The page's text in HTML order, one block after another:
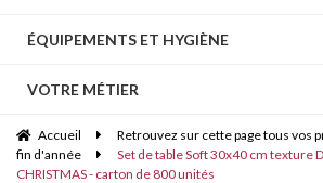
ÉQUIPEMENTS ET HYGIÈNE
VOTRE MÉTIER
Accueil
Retrouvez sur cette page tous vos
fin d'année
Set de table Soft 30x40 cm texture
CHRISTMAS - carton de 800 unités